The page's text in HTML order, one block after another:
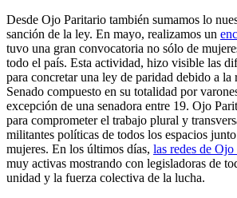
Desde Ojo Paritario también sumamos lo
sanción de la ley. En mayo, realizamos un
tuvo una gran convocatoria no sólo de
todo el país. Esta actividad, hizo visible las
para concretar una ley de paridad debido a la
Senado compuesto en su totalidad por
excepción de una senadora entre 19. Ojo
para comprometer el trabajo plural y
militantes políticas de todos los espacios
mujeres. En los últimos días, las redes de
muy activas mostrando con legisladoras de
unidad y la fuerza colectiva de la lucha.